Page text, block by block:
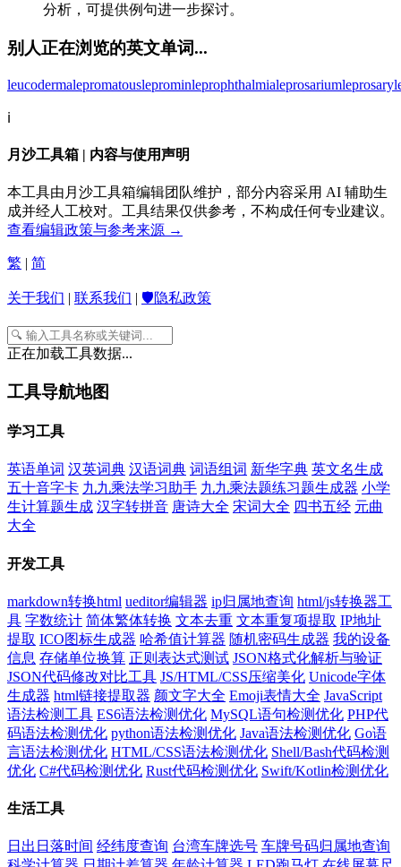
分析，可提供例句进一步探讨。
别人正在浏览的英文单词...
leucodermalepromatousleprominleprophthalmialeprosariumleprosary
ℹ️
月沙工具箱 | 内容与使用声明
本工具由月沙工具箱编辑团队维护，部分内容采用 AI 辅助生
成并经人工校对。工具结果仅供参考，不构成任何专业建议。
查看编辑政策与参考来源 →
繁 | 简
关于我们 | 联系我们 | 🛡️隐私政策
正在加载工具数据...
工具导航地图
学习工具
英语单词 汉英词典 汉语词典 词语组词 新华字典 英文名生成
五十音字卡 九九乘法学习助手 九九乘法题练习题生成器 小学
生计算题生成 汉字转拼音 唐诗大全 宋词大全 四书五经 元曲
大全
开发工具
markdown转换html ueditor编辑器 ip归属地查询 html/js转换器工
具 字数统计 简体繁体转换 文本去重 文本重复项提取 IP地址
提取 ICO图标生成器 哈希值计算器 随机密码生成器 我的设备
信息 存储单位换算 正则表达式测试 JSON格式化解析与验证
JSON代码修改对比工具 JS/HTML/CSS压缩美化 Unicode字体
生成器 html链接提取器 颜文字大全 Emoji表情大全 JavaScript
语法检测工具 ES6语法检测优化 MySQL语句检测优化 PHP代
码语法检测优化 python语法检测优化 Java语法检测优化 Go语
言语法检测优化 HTML/CSS语法检测优化 Shell/Bash代码检测
优化 C#代码检测优化 Rust代码检测优化 Swift/Kotlin检测优化
生活工具
日出日落时间 经纬度查询 台湾车牌选号 车牌号码归属地查询